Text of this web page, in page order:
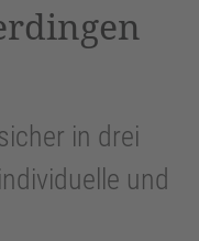
in drei
und